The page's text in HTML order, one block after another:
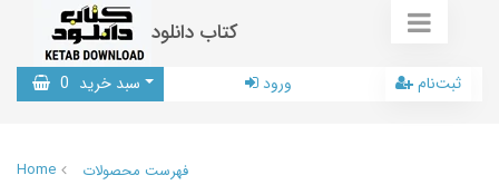
کتاب دانلود
سبد خرید 0 ورود ثبت‌نام
Home
فهرست محصولات